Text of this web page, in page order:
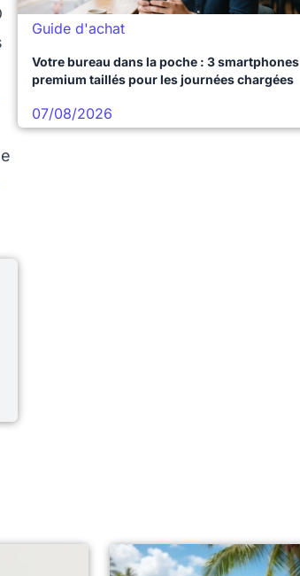
Guide d'achat
Votre bureau dans la poche : 3 smartphones
premium taillés pour les journées chargées
07/08/2026